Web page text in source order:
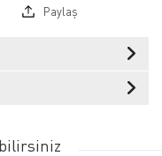
Paylaş